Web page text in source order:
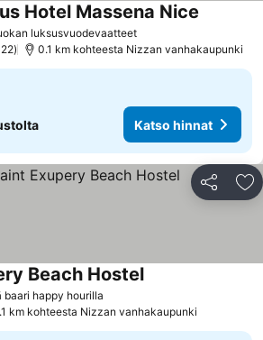
luksusvuodevaatteet
Hotel Massena Nice
0.1 km kohteesta Nizzan vanhakaupunki
Katso hinnat
Jaa
baari happy hourilla
Beach Hostel
km kohteesta Nizzan vanhakaupunki